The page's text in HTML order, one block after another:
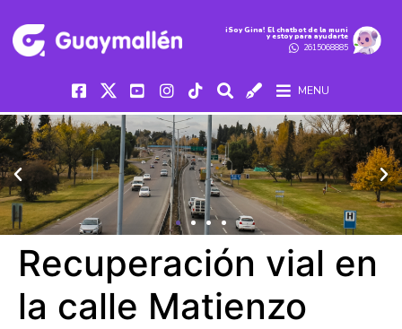
iSoy Gina! El chatbot de la muni
y estoy para ayudarte
2615068885
MENU
Recuperación vial en
la calle Matienzo